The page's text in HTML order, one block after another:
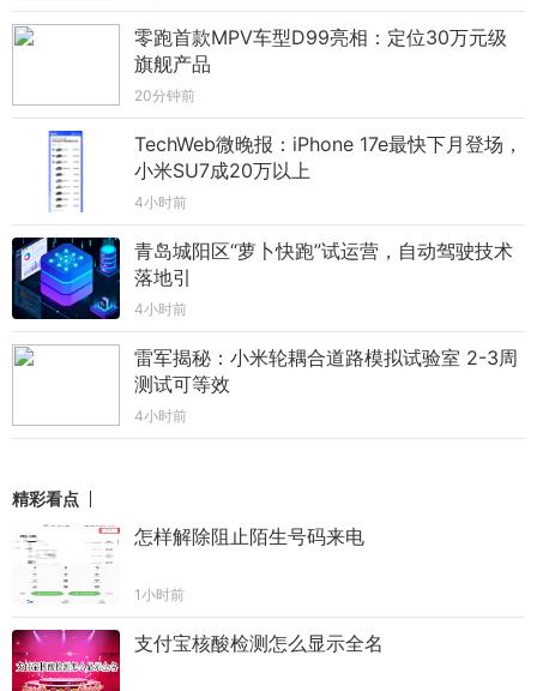
零跑首款MPV车型D99亮相：定位30万元级
旗舰产品
20分钟前
TechWeb微晚报：iPhone 17e最快下月登场，
小米SU7成20万以上
4小时前
青岛城阳区“萝卜快跑”试运营，自动驾驶技术
落地引
4小时前
雷军揭秘：小米轮耦合道路模拟试验室 2-3周
测试可等效
4小时前
精彩看点
怎样解除阻止陌生号码来电
1小时前
支付宝核酸检测怎么显示全名